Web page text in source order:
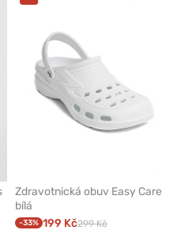
Zdravotnická obuv Easy Care
bílá
-33% 199 Kč299 Kč